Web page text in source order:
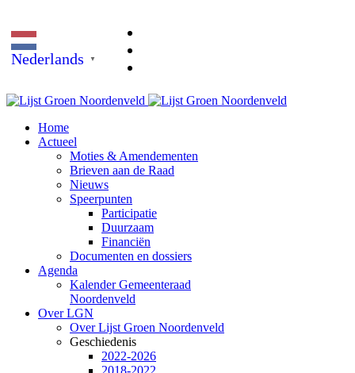
Nederlands ▼
Home
Actueel
Moties & Amendementen
Brieven aan de Raad
Nieuws
Speerpunten
Participatie
Duurzaam
Financiën
Documenten en dossiers
Agenda
Kalender Gemeenteraad
Noordenveld
Over LGN
Over Lijst Groen Noordenveld
Geschiedenis
2022-2026
2018-2022